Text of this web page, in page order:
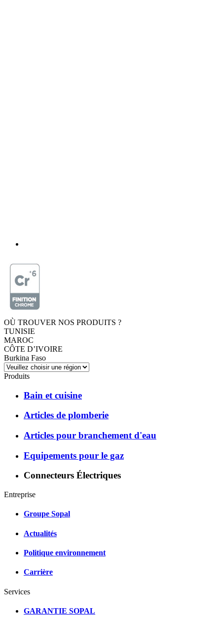
OÙ TROUVER NOS PRODUITS ?
TUNISIE
MAROC
CÔTE D’IVOIRE
Burkina Faso
Produits
Bain et cuisine
Articles de plomberie
Articles pour branchement d'eau
Equipements pour le gaz
Connecteurs Électriques
Entreprise
Groupe Sopal
Actualités
Politique environnement
Carrière
Services
GARANTIE SOPAL